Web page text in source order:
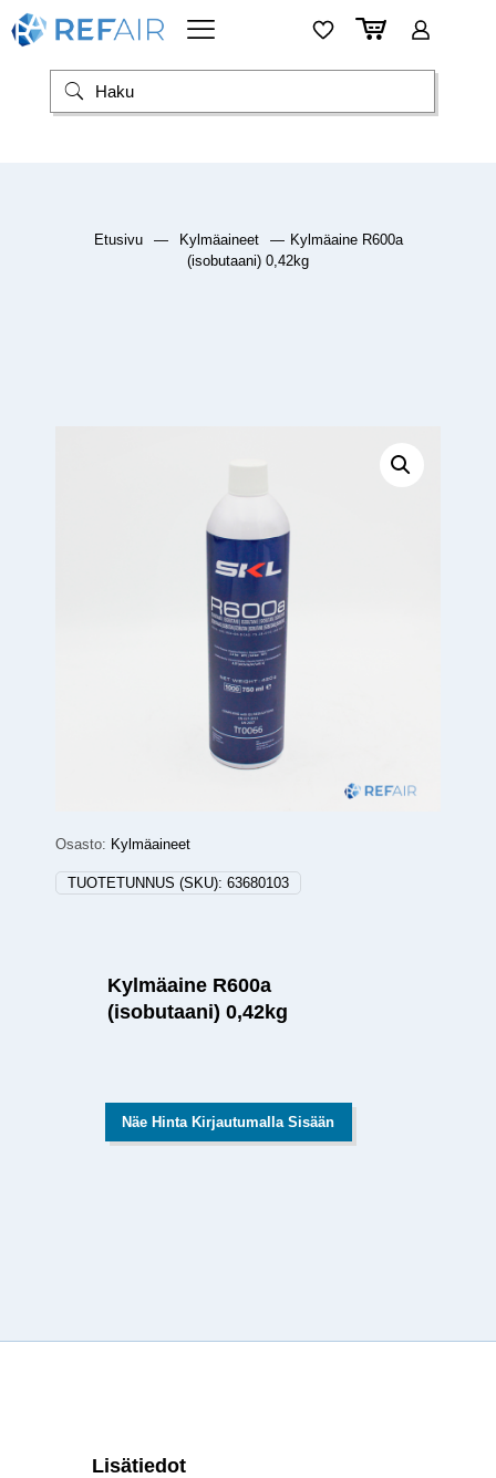
Etusivu — Kylmäaineet — Kylmäaine R600a
(isobutaani) 0,42kg
Osasto: Kylmäaineet
TUOTETUNNUS (SKU): 63680103
Kylmäaine R600a
(isobutaani) 0,42kg
Näe Hinta Kirjautumalla Sisään
Lisätiedot